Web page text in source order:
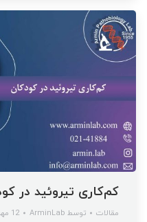
کم‌کاری تیروئید در
مقالات توسط ArminLab 12 مهر 1404